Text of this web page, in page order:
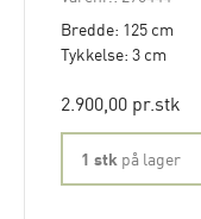
Bredde: 125 cm
Tykkelse: 3 cm
2.900,00 pr.stk
1 stk på lager